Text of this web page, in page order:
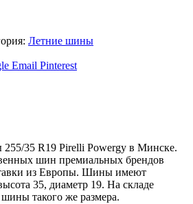
Летние шины
Email Pinterest
35 R19 Pirelli Powergy в Минске.
шин премиальных брендов
из Европы. Шины имеют
35, диаметр 19. На складе
такого же размера.